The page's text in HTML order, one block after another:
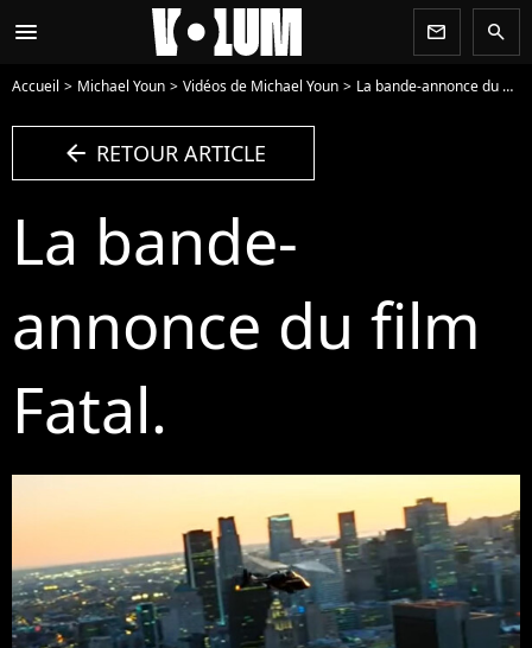
menu newsletter search
Accueil Michael Youn Vidéos de Michael Youn La bande-annonce du film Fatal. - Vidéo
arrow_left RETOUR ARTICLE
La bande-
annonce du film
Fatal.